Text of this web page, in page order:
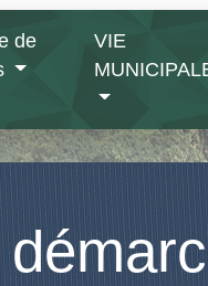
de
VIE